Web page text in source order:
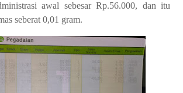
awal sebesar Rp.56.000, dan itu
seberat 0,01 gram.